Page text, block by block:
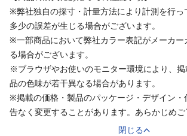
※弊社独自の採寸・計量方法により計測を行っ
多少の誤差が生じる場合がございます。
※一部商品において弊社カラー表記がメーカー
る場合がございます。
※ブラウザやお使いのモニター環境により、
品の色味が若干異なる場合があります。
※掲載の価格・製品のパッケージ・デザイン・
告なく変更することがあります。あらかじめご
閉じる